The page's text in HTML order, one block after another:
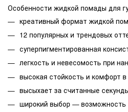
Особенности жидкой помады для
креативный формат жидкой
12 популярных и трендовых
суперпигментированная
легкость и невесомость при
высокая стойкость и комфорт
высыхает за считанные
широкий выбор — возможность